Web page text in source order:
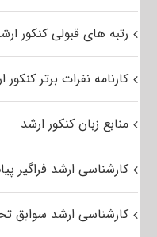
رتبه های قبولی کنکور
کارنامه نفرات برتر کنکور
منابع زبان کنکور ارشد
کارشناسی ارشد فراگیر
کارشناسی ارشد سوابق